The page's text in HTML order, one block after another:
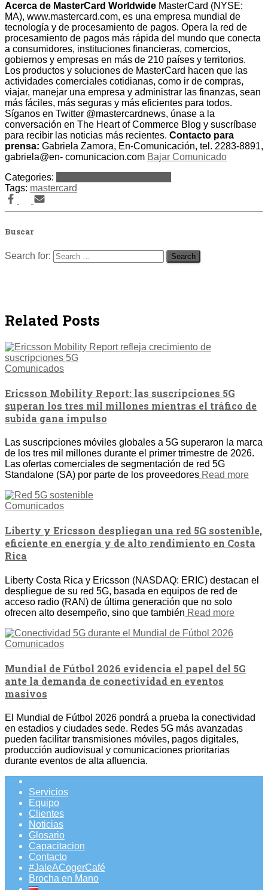
Acerca de MasterCard Worldwide MasterCard (NYSE:
MA), www.mastercard.com, es una empresa mundial de
tecnología y de procesamiento de pagos. Opera la red de
procesamiento de pagos más rápida del mundo que conecta
a consumidores, instituciones financieras, comercios,
gobiernos y empresas en más de 210 países y territorios.
Los productos y soluciones de MasterCard hacen que las
actividades comerciales cotidianas, como ir de compras,
viajar, manejar una empresa y administrar las finanzas, sean
más fáciles, más seguras y más eficientes para todos.
Síganos en Twitter @mastercardnews, únase a la
conversación en The Heart of Commerce Blog y suscríbase
para recibir las noticias más recientes. Contacto para
prensa: Gabriela Zamora, En-Comunicación, tel. 2283-8891,
gabriela@en- comunicacion.com Bajar Comunicado
Categories:
Tags: mastercard
Buscar
Search for:
Related Posts
Comunicados
Ericsson Mobility Report: las suscripciones 5G
superan los tres mil millones mientras el tráfico de
subida gana impulso
Las suscripciones móviles globales a 5G superaron la marca
de los tres mil millones durante el primer trimestre de 2026.
Las ofertas comerciales de segmentación de red 5G
Standalone (SA) por parte de los proveedores Read more
Comunicados
Liberty y Ericsson despliegan una red 5G sostenible,
eficiente en energía y de alto rendimiento en Costa
Rica
Liberty Costa Rica y Ericsson (NASDAQ: ERIC) destacan el
despliegue de su red 5G, basada en equipos de red de
acceso radio (RAN) de última generación que no solo
ofrecen alto desempeño, sino que también Read more
Comunicados
Mundial de Fútbol 2026 evidencia el papel del 5G
ante la demanda de conectividad en eventos
masivos
El Mundial de Fútbol 2026 pondrá a prueba la conectividad
en estadios y ciudades sede. Redes 5G más avanzadas
pueden facilitar transmisiones móviles, pagos digitales,
producción audiovisual y comunicaciones prioritarias
durante eventos de alta afluencia.
Servicios
Equipo
Clientes
Noticias
Glosario
Capacitacion
Contacto
#JaleACogerCafé
Brocha en Mano